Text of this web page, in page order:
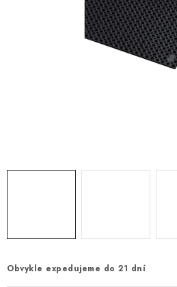
Obvykle expedujeme do 21 dní